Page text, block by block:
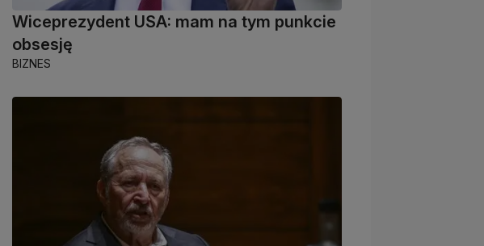
Wiceprezydent USA: mam na tym punkcie
obsesję
BIZNES